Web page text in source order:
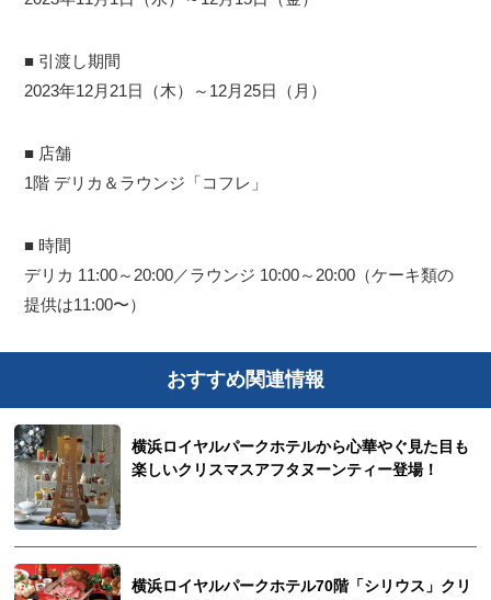
■ 引渡し期間
2023年12月21日（木）～12月25日（月）
■ 店舗
1階 デリカ＆ラウンジ「コフレ」
■ 時間
デリカ 11:00～20:00／ラウンジ 10:00～20:00（ケーキ類の
提供は11:00〜）
おすすめ関連情報
横浜ロイヤルパークホテルから心華やぐ見た目も
楽しいクリスマスアフタヌーンティー登場！
横浜ロイヤルパークホテル70階「シリウス」クリ